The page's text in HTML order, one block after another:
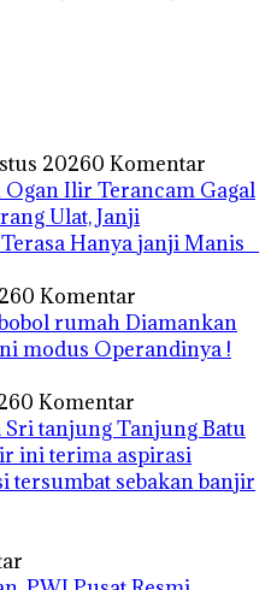
20260 Komentar
Ilir Terancam Gagal
Ulat, Janji
Hanya janji Manis
0 Komentar
rumah Diamankan
modus Operandinya !
0 Komentar
Sri tanjung Tanjung Batu
ini terima aspirasi
tersumbat sebakan banjir